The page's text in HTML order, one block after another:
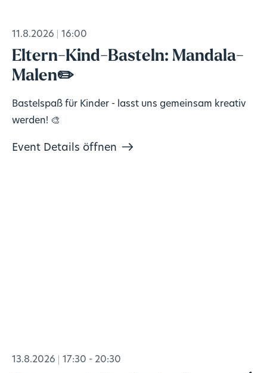
11.8.2026 16:00
Eltern-Kind-Basteln: Mandala-
Malen✏️
Bastelspaß für Kinder - lasst uns gemeinsam kreativ
werden! 🎨
Event Details öffnen
13.8.2026 17:30 - 20:30